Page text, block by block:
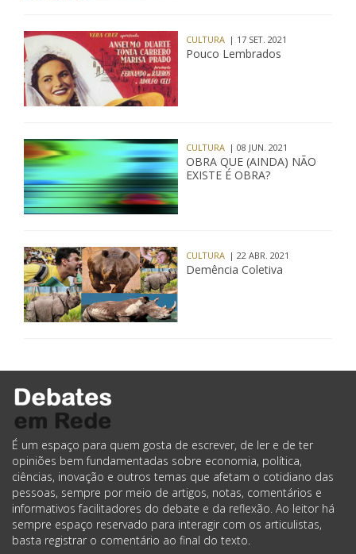
CULTURA | 17 SET. 2021
Pouco Lembrados
CULTURA | 08 JUN. 2021
OBRA QUE (AINDA) NÃO
EXISTE É OBRA?
CULTURA | 22 ABR. 2021
Demência Coletiva
É um espaço para quem gosta de escrever, de ler e de ter
opiniões bem fundamentadas sobre economia, política,
ciências, inovação e outros temas que afetam o cotidiano das
pessoas, sempre por meio de artigos, notas, comentários e
informativos facilitadores do debate e da reflexão. Ao leitor há
sempre espaço reservado para interagir com os articulistas,
basta registrar o comentário ao final do texto.